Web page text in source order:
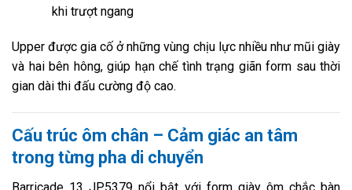
khi trượt ngang
Upper được gia cố ở những vùng chịu lực nhiều như mũi giày
và hai bên hông, giúp hạn chế tình trạng giãn form sau thời
gian dài thi đấu cường độ cao.
Cấu trúc ôm chân – Cảm giác an tâm
trong từng pha di chuyển
Barricade 13 JP5379 nổi bật với form giày ôm chắc bàn